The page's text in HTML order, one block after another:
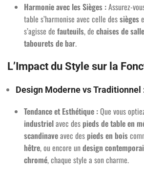
Harmonie avec les Sièges :Assurez-
table s’harmonise avec celle dessièges
s’agisse de fauteuils, de chaises de
tabourets de bar.
L’Impact du Style sur la
Design Moderne vs Traditionnel
Tendance et Esthétique :Que vous
industrielavec despieds de table en
scandinaveavec despieds en bois
hêtre, ou encore undesign
chromé, chaque style a son charme.